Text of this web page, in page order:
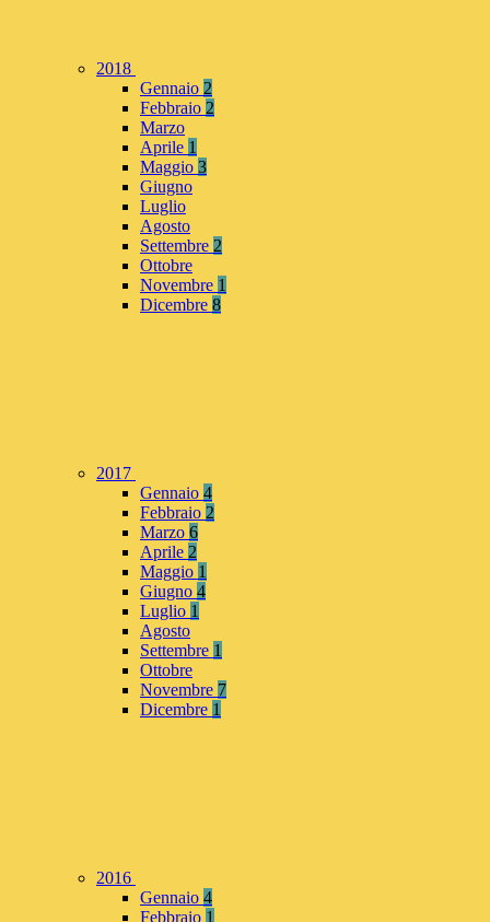
2018
Gennaio 2
Febbraio 2
Marzo
Aprile 1
Maggio 3
Giugno
Luglio
Agosto
Settembre 2
Ottobre
Novembre 1
Dicembre 8
2017
Gennaio 4
Febbraio 2
Marzo 6
Aprile 2
Maggio 1
Giugno 4
Luglio 1
Agosto
Settembre 1
Ottobre
Novembre 7
Dicembre 1
2016
Gennaio 4
Febbraio 1